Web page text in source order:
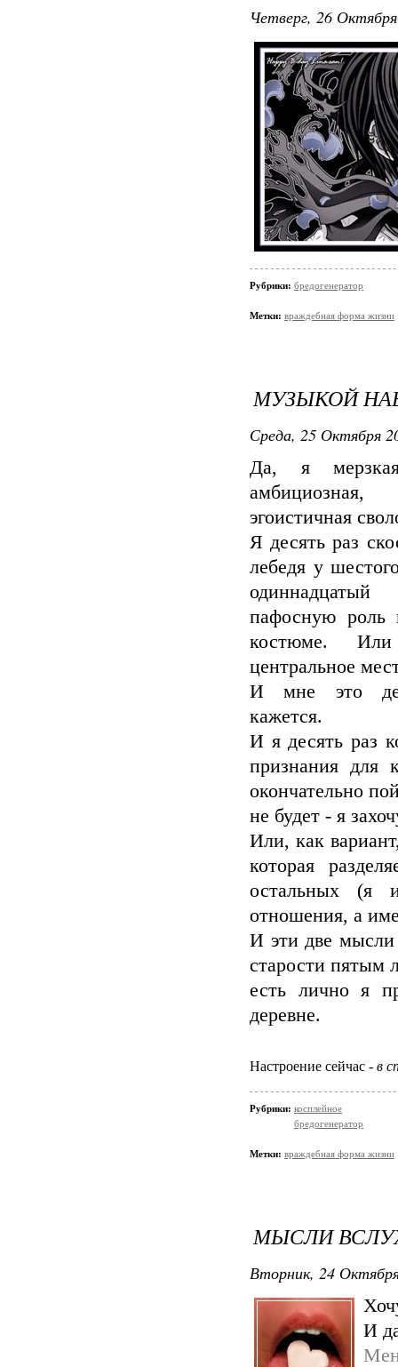
Четверг, 26
Рубрики: бредогенератор
Метки: враждебная форма жизни
МУЗЫКОЙ
Среда, 25 Октября
Да, я
амбициозная,
эгоистичная
Я десять раз
лебедя у
пафосную роль
костюме.
центральное
И мне это
кажется.
И я десять раз
признания для
окончательно
не будет - я
Или, как
которая
остальных (я
отношения, а
И эти две
старости пятым
есть лично я
деревне.
Настроение сейчас - в
Рубрики: косплейное
бредогенератор
Метки: враждебная форма жизни
МЫСЛИ
Вторник, 24
И